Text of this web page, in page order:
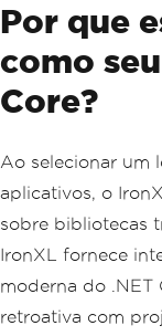
Por que
como
Core?
Ao selecionar um
aplicativos, o
sobre bibliotecas
IronXL fornece
moderna do
retroativa com